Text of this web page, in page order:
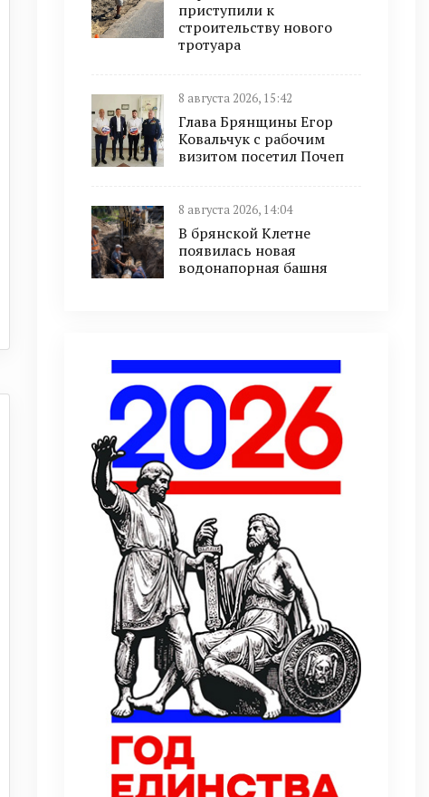
приступили к
строительству нового
тротуара
8 августа 2026, 15:42
Глава Брянщины Егор
Ковальчук с рабочим
визитом посетил Почеп
8 августа 2026, 14:04
В брянской Клетне
появилась новая
водонапорная башня